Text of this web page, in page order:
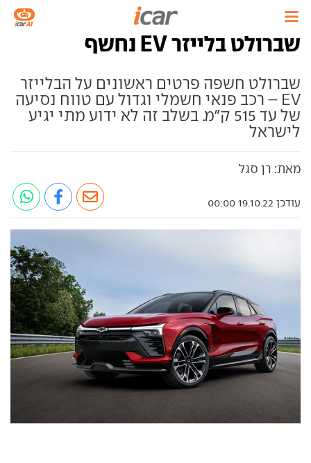
שברולט בלייזר EV נחשף
שברולט חשפה פרטים ראשונים על הבלייזר
EV – רכב פנאי חשמלי וגדול עם טווח נסיעה
של עד 515 ק"מ. בשלב זה לא ידוע מתי יגיע
לישראל
מאת: רן סגל
עודכן 19.10.22 00:00